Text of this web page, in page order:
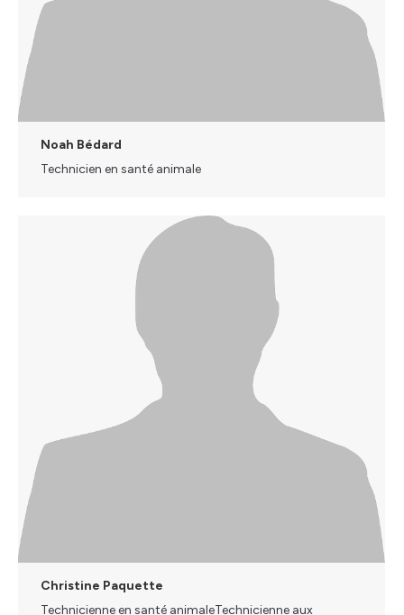
Noah Bédard
Technicien en santé animale
Christine Paquette
Technicienne en santé animaleTechnicienne aux